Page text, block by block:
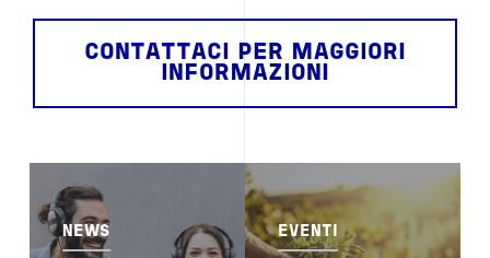
CONTATTACI PER MAGGIORI
INFORMAZIONI
NEWS
Image
EVENTI